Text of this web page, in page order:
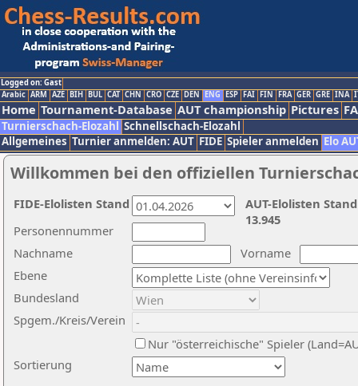
Logged on: Gast
Arabic ARM AZE BIH BUL CAT CHN CRO CZE DEN ENG ESP FAI FIN FRA GER GRE INA
Home Tournament-Database AUT championship Pictures
Turnierschach-Elozahl Schnellschach-Elozahl
Allgemeines Turnier anmelden: AUT FIDE Spieler anmelden Elo
Willkommen bei den offiziellen
Nachname
Vorname
Ebene
Sortierung
Personennummer
Bundesland
Spgem./Kreis/Verein
Nur "österreichische" Spieler
AUT-Elolisten
13.945
FIDE-Elolisten Stand